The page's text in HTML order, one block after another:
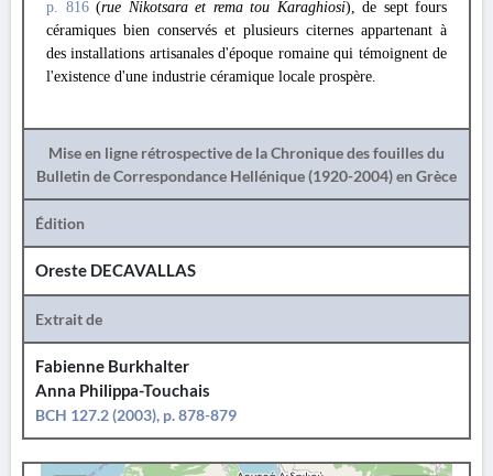
p. 816(rue Nikotsara et rema tou Karaghiosi), de sept fours
céramiques bien conservés et plusieurs citernes appartenant à
des installations artisanales d'époque romaine qui témoignent de
l'existence d'une industrie céramique locale prospère.
Mise en ligne rétrospective de la Chronique des fouilles du
Bulletin de Correspondance Hellénique (1920-2004) en Grèce
Édition
Oreste DECAVALLAS
Extrait de
Fabienne Burkhalter
Anna Philippa-Touchais
BCH 127.2 (2003), p. 878-879